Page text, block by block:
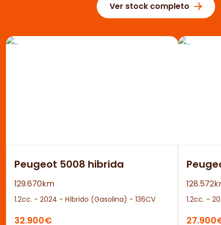
Ver stock completo
Peugeot 5008 hibrida
129.670km
1.2cc. - 2024 - Híbrido (Gasolina) - 136CV
32.900€
1.2cc. -